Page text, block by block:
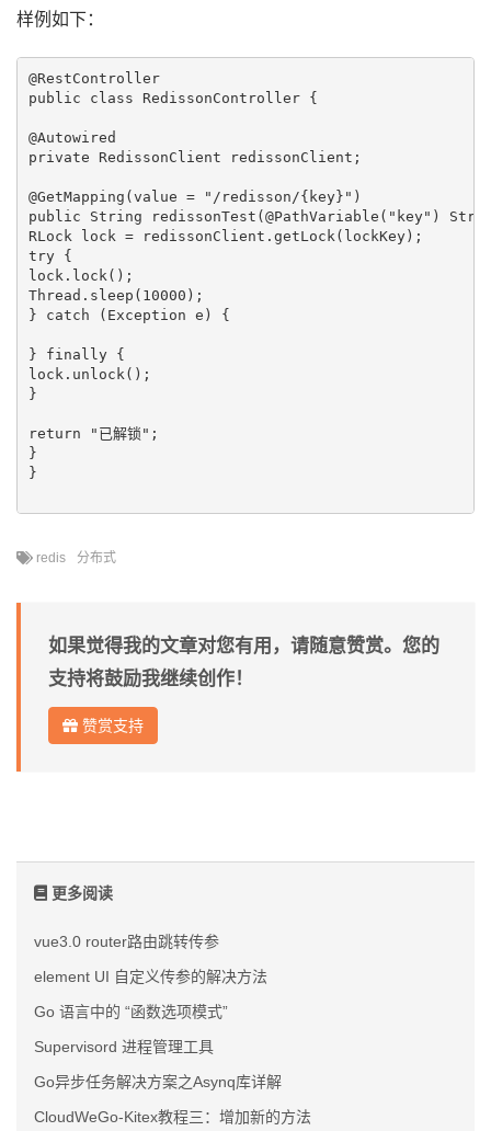
样例如下：
@RestController
public class RedissonController {
@Autowired
private RedissonClient redissonClient;
@GetMapping(value = "/redisson/{key}")
public String redissonTest(@PathVariable("key")
RLock lock = redissonClient.getLock(lockKey);
try {
lock.lock();
Thread.sleep(10000);
} catch (Exception e) {
} finally {
lock.unlock();
}
return "已解锁";
}
}
redis 分布式
如果觉得我的文章对您有用，请随意赞赏。您的
支持将鼓励我继续创作！
赞赏支持
更多阅读
vue3.0 router路由跳转传参
element UI 自定义传参的解决方法
Go 语言中的 “函数选项模式”
Supervisord 进程管理工具
Go异步任务解决方案之Asynq库详解
CloudWeGo-Kitex教程三：增加新的方法